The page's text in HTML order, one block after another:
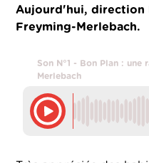
Aujourd'hui, direction
Freyming-Merlebach.
Son N°1 - Bon Plan :
Merlebach